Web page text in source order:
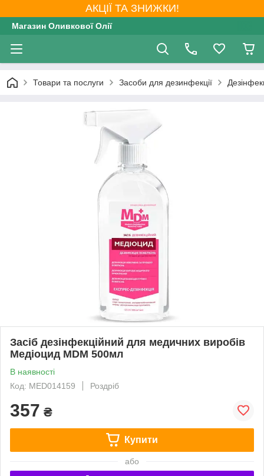
АКЦІЇ ТА ЗНИЖКИ!
Магазин Оливкової Олії
Товари та послуги Засоби для дезинфекції
Засіб дезінфекційний для медичних виробів
Медіоцид MDM 500мл
В наявності
Код: MED014159
Роздріб
357 ₴
Купити
або